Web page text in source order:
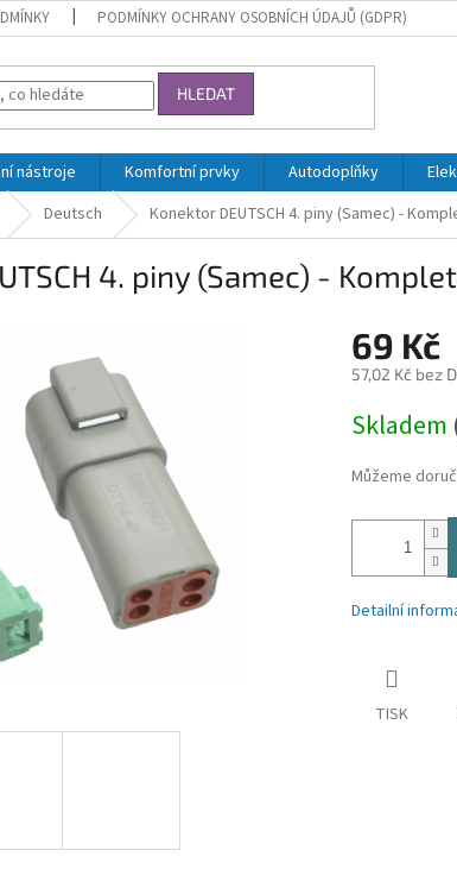
PODMÍNKY OCHRANY OSOBNÍCH ÚDAJŮ (GDPR)
HLEDAT
nástroje Komfortní prvky Autodoplňky
Deutsch Konektor DEUTSCH 4. piny (Samec) -
4. piny (Samec) -
69 Kč
57,02 Kč bez
cena:
Skladem
Můžeme
Detailní
TISK